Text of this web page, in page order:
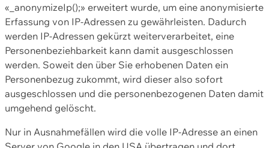
«_anonymizeIp();» erweitert wurde, um eine anonymisierte
Erfassung von IP-Adressen zu gewährleisten. Dadurch
werden IP-Adressen gekürzt weiterverarbeitet, eine
Personenbeziehbarkeit kann damit ausgeschlossen
werden. Soweit den über Sie erhobenen Daten ein
Personenbezug zukommt, wird dieser also sofort
ausgeschlossen und die personenbezogenen Daten damit
umgehend gelöscht.
Nur in Ausnahmefällen wird die volle IP-Adresse an einen